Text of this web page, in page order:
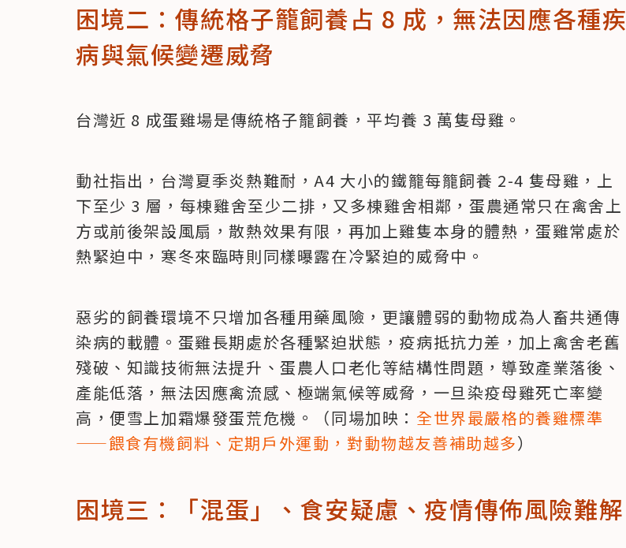
困境二：傳統格子籠飼養占 8 成，無法因應各種疾
病與氣候變遷威脅
台灣近 8 成蛋雞場是傳統格子籠飼養，平均養 3 萬隻母雞。
動社指出，台灣夏季炎熱難耐，A4 大小的鐵籠每籠飼養 2-4 隻母雞，上
下至少 3 層，每棟雞舍至少二排，又多棟雞舍相鄰，蛋農通常只在禽舍上
方或前後架設風扇，散熱效果有限，再加上雞隻本身的體熱，蛋雞常處於
熱緊迫中，寒冬來臨時則同樣曝露在冷緊迫的威脅中。
惡劣的飼養環境不只增加各種用藥風險，更讓體弱的動物成為人畜共通傳
染病的載體。蛋雞長期處於各種緊迫狀態，疫病抵抗力差，加上禽舍老舊
殘破、知識技術無法提升、蛋農人口老化等結構性問題，導致產業落後、
產能低落，無法因應禽流感、極端氣候等威脅，一旦染疫母雞死亡率變
高，便雪上加霜爆發蛋荒危機。（同場加映： 全世界最嚴格的養雞標準
——餵食有機飼料、定期戶外運動，對動物越友善補助越多）
困境三：「混蛋」、食安疑慮、疫情傳佈風險難解